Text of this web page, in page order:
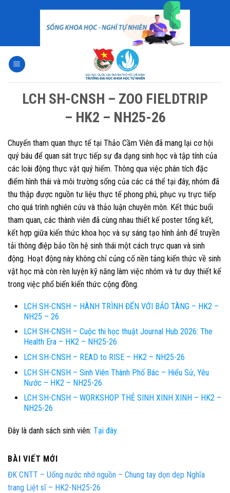
LCH SH-CNSH – ZOO FIELDTRIP
– HK2 – NH25-26
Chuyến tham quan thực tế tại Thảo Cầm Viên đã mang lại cơ hội
quý báu để quan sát trực tiếp sự đa dạng sinh học và tập tính của
các loài động thực vật quý hiếm. Thông qua việc phân tích đặc
điểm hình thái và môi trường sống của các cá thể tại đây, nhóm đã
thu thập được nguồn tư liệu thực tế phong phú, phục vụ trực tiếp
cho quá trình nghiên cứu và thảo luận chuyên môn. Kết thúc buổi
tham quan, các thành viên đã cùng nhau thiết kế poster tổng kết,
kết hợp giữa kiến thức khoa học và sự sáng tạo hình ảnh để truyền
tải thông điệp bảo tồn hệ sinh thái một cách trực quan và sinh
động. Hoạt động này không chỉ củng cố nền tảng kiến thức về sinh
vật học mà còn rèn luyện kỹ năng làm việc nhóm và tư duy thiết kế
trong việc phổ biến kiến thức cộng đồng.
LCH SH-CNSH – HÀNH TRÌNH ĐẾN VỚI BẢO TÀNG – HK2 –
NH25 – 26
LCH SH-CNSH – Cuộc thi học thuật Journal Hub 2026: The
Health Era – HK2 – NH25-26
LCH SH-CNSH – READ to RISE – HK2 – NH25-26
LCH SH-CNSH – Sinh Viên Thành Phố Bác – Hiểu Sử, Yêu
Nước – HK2 – NH25-26
LCH SH-CNSH – WORKSHOP THẺ SINH XINH XINH – HK2 –
NH25-26
Đây là danh sách sinh viên: Tại đây.
BÀI VIẾT MỚI
ĐK CNTT – Uống nước nhớ nguồn – Chung tay dọn dẹp Nghĩa
trang Liệt sĩ – HK2-NH25-26